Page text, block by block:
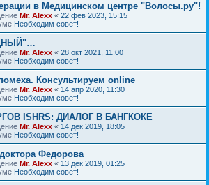
в Медицинском центре "Волосы.ру"!
Mr. Alexx « 22 фев 2023, 15:15
Необходим совет!
Mr. Alexx « 28 окт 2021, 11:00
Необходим совет!
Консультируем online
Mr. Alexx « 14 апр 2020, 11:30
Необходим совет!
ISHRS: ДИАЛОГ В БАНГКОКЕ
Mr. Alexx « 14 дек 2019, 18:05
Необходим совет!
Федорова
Mr. Alexx « 13 дек 2019, 01:25
Необходим совет!